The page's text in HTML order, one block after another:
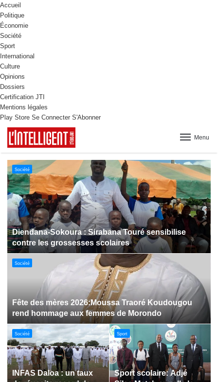
Accueil
Politique
Économie
Société
Sport
International
Culture
Opinions
Dossiers
Certification JTI
Mentions légales
Play Store Se Connecter S'Abonner
Menu
Culture
Dabakala:Le festival FEMUDA 2.0 dévoile des
innovations porteuses d’espoir pour la jeunesse
Sport
Jeux paralympiques de 2028 :
Société
Bodokro : 30 élèves
Société
Insertion des jeunes: La